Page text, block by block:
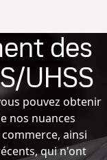
des
UHSS
pouvez obtenir
nos nuances
ainsi
qui n'ont